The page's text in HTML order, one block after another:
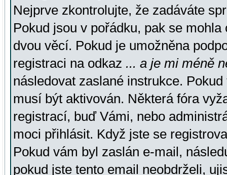
Nejprve zkontrolujte, že zadáváte
Pokud jsou v pořádku, pak se
dvou věcí. Pokud je umožněna
registraci na odkaz ... a je mi méně
následovat zaslané instrukce.
musí být aktivován. Některá fóra
registrací, buď Vámi, nebo
moci přihlásit. Když jste se
Pokud vám byl zaslán e-mail,
pokud jste tento email neobdrželi,